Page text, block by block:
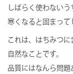
しばらく使わないう
寒くなると固まって
これは、はちみつ
自然なことです。
品質にはなんら問